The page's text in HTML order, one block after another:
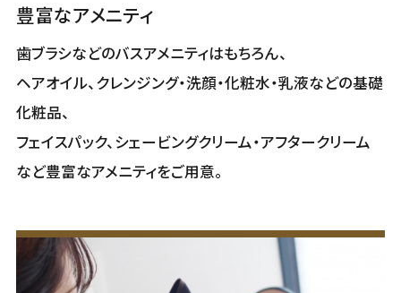
豊富なアメニティ
歯ブラシなどのバスアメニティはもちろん、
ヘアオイル、クレンジング・洗顔・化粧水・乳液などの基礎
化粧品、
フェイスパック、シェービングクリーム・アフタークリーム
など豊富なアメニティをご用意。